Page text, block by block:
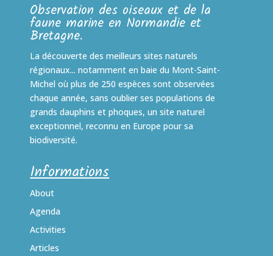
Observation des oiseaux et de la
faune marine en Normandie et
Bretagne.
La découverte des meilleurs sites naturels
régionaux... notamment en baie du Mont-Saint-
Michel où plus de 250 espèces sont observées
chaque année, sans oublier ses populations de
grands dauphins et phoques, un site naturel
exceptionnel, reconnu en Europe pour sa
biodiversité.
Informations
About
Agenda
Activities
Articles